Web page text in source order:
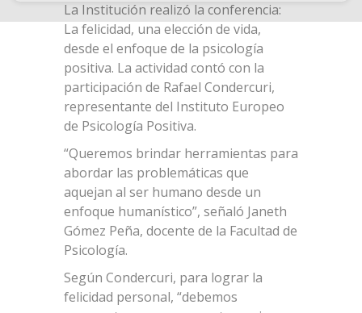
La Institución realizó la conferencia:
La felicidad, una elección de vida,
desde el enfoque de la psicología
positiva. La actividad contó con la
participación de Rafael Condercuri,
representante del Instituto Europeo
de Psicología Positiva.
“Queremos brindar herramientas para
abordar las problemáticas que
aquejan al ser humano desde un
enfoque humanístico”, señaló Janeth
Gómez Peña, docente de la Facultad de
Psicología.
Según Condercuri, para lograr la
felicidad personal, “debemos